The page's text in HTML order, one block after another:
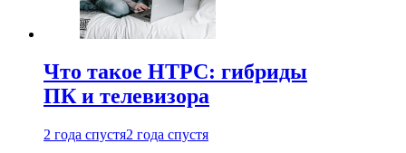
Что такое HTPC: гибриды
ПК и телевизора
2 года спустя2 года спустя